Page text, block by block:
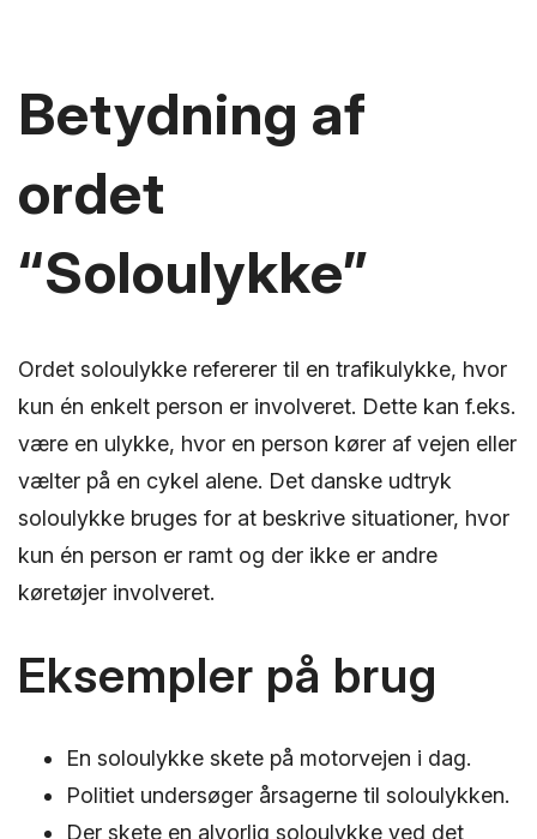
Betydning af
ordet
“Soloulykke”
Ordet soloulykke refererer til en trafikulykke, hvor
kun én enkelt person er involveret. Dette kan f.eks.
være en ulykke, hvor en person kører af vejen eller
vælter på en cykel alene. Det danske udtryk
soloulykke bruges for at beskrive situationer, hvor
kun én person er ramt og der ikke er andre
køretøjer involveret.
Eksempler på brug
En soloulykke skete på motorvejen i dag.
Politiet undersøger årsagerne til soloulykken.
Der skete en alvorlig soloulykke ved det